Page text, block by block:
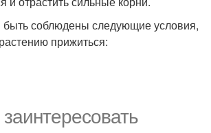
соблюдены следующие условия,
прижиться: